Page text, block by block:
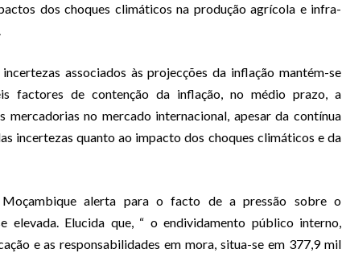
dos choques climáticos na produção agrícola e infra-
associados às projecções da inflação mantém-se
factores de contenção da inflação, no médio prazo, a
no mercado internacional, apesar da contínua
incertezas quanto ao impacto dos choques climáticos e da
alerta para o facto de a pressão sobre o
elevada. Elucida que, “ o endividamento público interno,
e as responsabilidades em mora, situa-se em 377,9 mil